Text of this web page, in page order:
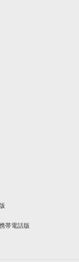
帯電話版